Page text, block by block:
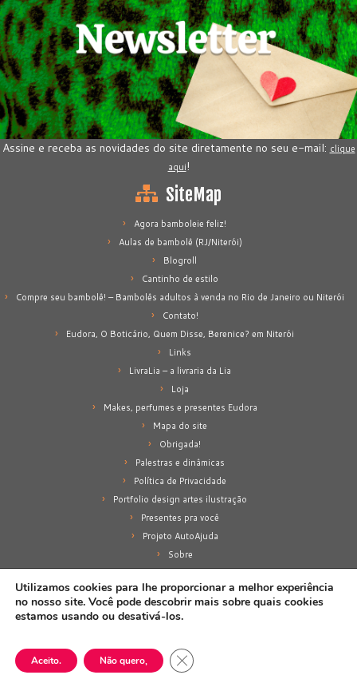
Assine e receba as novidades do site diretamente no seu e-mail: clique
aqui!
SiteMap
Agora bamboleie feliz!
Aulas de bambolê (RJ/Niterói)
Blogroll
Cantinho de estilo
Compre seu bambolê! – Bambolês adultos à venda no Rio de Janeiro ou Niterói
Contato!
Eudora, O Boticário, Quem Disse, Berenice? em Niterói
Links
LivraLia – a livraria da Lia
Loja
Makes, perfumes e presentes Eudora
Mapa do site
Obrigada!
Palestras e dinâmicas
Política de Privacidade
Portfolio design artes ilustração
Presentes pra você
Projeto AutoAjuda
Sobre
Sobre mim
© 2026Lia Amancio ·Proporcionado por
Designed with theCustomizr theme
Utilizamos cookies para lhe proporcionar a melhor experiência
no nosso site. Você pode descobrir mais sobre quais cookies
estamos usando ou desativá-los.
Aceito. Não quero, Close GDPR Cookie Banner